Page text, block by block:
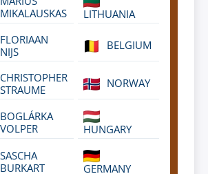
MIKALAUSKAS
LITHUANIA
FLORIAAN
NIJS
BELGIUM
CHRISTOPHER
STRAUME
NORWAY
BOGLÁRKA
VOLPER
HUNGARY
SASCHA
BURKART
GERMANY